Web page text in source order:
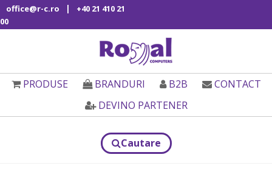
office@r-c.ro |
+40 21 410 21
00
PRODUSE BRANDURI B2B
CONTACT
DEVINO PARTENER
Cautare